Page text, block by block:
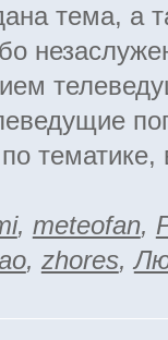
тема, а
тематике,
, meteofan,
, zhores,